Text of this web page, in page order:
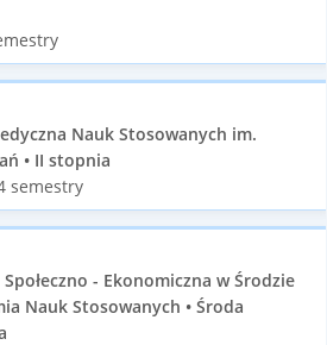
Nauk Stosowanych im.
• II stopnia
semestry
- Ekonomiczna w Środzie
Nauk Stosowanych • Środa